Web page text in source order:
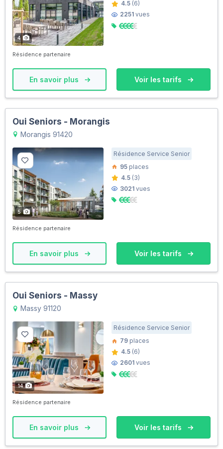
4
4.5 (6)
2251 vues
Résidence partenaire
En savoir plus Voir les tarifs
Oui Seniors - Morangis
Morangis 91420
5
Résidence Service Senior
95 places
4.5 (3)
3021 vues
Résidence partenaire
En savoir plus Voir les tarifs
Oui Seniors - Massy
Massy 91120
14
Résidence Service Senior
79 places
4.5 (6)
2601 vues
Résidence partenaire
En savoir plus Voir les tarifs